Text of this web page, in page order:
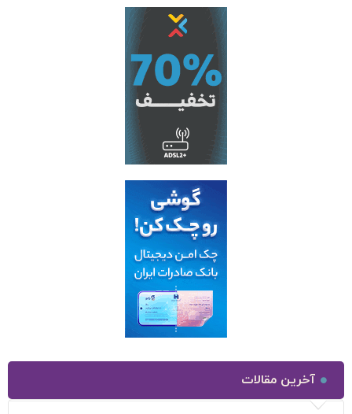
آخرین مقالات